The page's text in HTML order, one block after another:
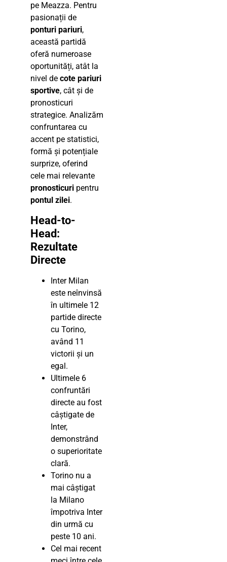
pe Meazza. Pentru
pasionații de
ponturi pariuri,
această partidă
oferă numeroase
oportunități, atât la
nivel de cote pariuri
sportive, cât și de
pronosticuri
strategice. Analizăm
confruntarea cu
accent pe statistici,
formă și potențiale
surprize, oferind
cele mai relevante
pronosticuri pentru
pontul zilei.
Head-to-
Head:
Rezultate
Directe
Inter Milan
este neînvinsă
în ultimele 12
partide directe
cu Torino,
având 11
victorii și un
egal.
Ultimele 6
confruntări
directe au fost
câștigate de
Inter,
demonstrând
o superioritate
clară.
Torino nu a
mai câștigat
la Milano
împotriva Inter
din urmă cu
peste 10 ani.
Cel mai recent